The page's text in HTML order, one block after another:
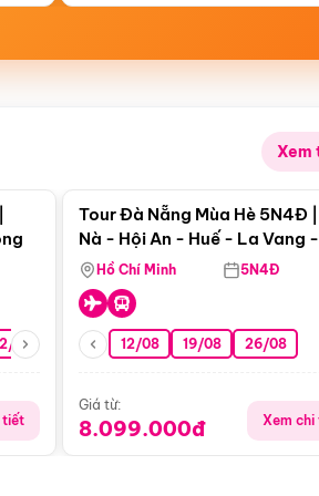
Xem
08 26/08 05/09 09/09 12/09
tiết
Điểm
Tour Đà Nẵng Mùa Hè 5N4Đ |
Nà - Hội An - Huế - La Vang -
Động Thiên Đường
Hồ Chí Minh 5N4Đ
12/08 19/08 26/08
Giá từ:
8.099.000đ Xem chi